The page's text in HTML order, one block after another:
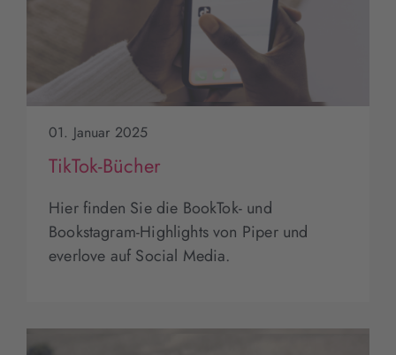
01. Januar 2025
TikTok-Bücher
Hier finden Sie die BookTok- und
Bookstagram-Highlights von Piper und
everlove auf Social Media.